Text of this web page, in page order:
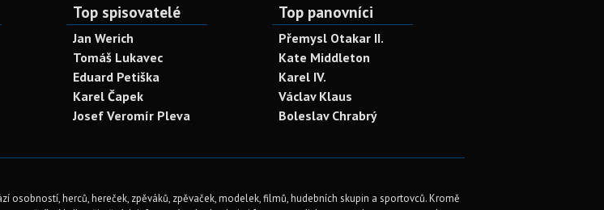
Top spisovatelé
Jan Werich
Tomáš Lukavec
Eduard Petiška
Karel Čapek
Josef Veromír Pleva
Top panovníci
Přemysl Otakar II.
Kate Middleton
Karel IV.
Václav Klaus
Boleslav Chrabrý
osobností, herců, hereček, zpěváků, zpěvaček, modelek, filmů, hudebních skupin a sportovců. Kromě